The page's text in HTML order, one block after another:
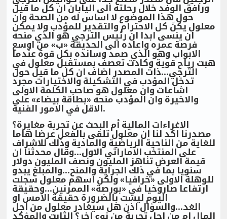
ورافق الوفد خلال رحلته الى اليابان ان كل ما قيل
حول هذا الموضوع لا اساس له من الصحة وان
معلول يكنّ كل الاحترام والتقدير للمؤدب ولا يمكن
ان ينسى ابدا ان رئيس الترجي هو الذي منحه
فرصة عمره واعاده الى الحديقة «ب» من اوسع
الابواب وهو الذي صمد وسانده بكل قوة عندما
هبت رياح قوية وكادت تعصف بمستقبل معلول في
الترجي...ذات المصدر اضاف ان كل ما قيل حول
تدخل المؤدب في التشكيلة والاختيارات مجرد
اشاعات وان معلول هو صاحب الكلمة الاولى
والاخيرة وان المؤدب منحه «بطاقة بيضاء» على
الاقل في الامور الفنية.
الاغراءات المالية أم البحث عن تجربة مغايرة؟
مصدرنا اكد لنا ان معلول تلقى بالفعل عرضا هاما
للغاية من الناحية الرياضية والمادية وذلك للاشراف
على المنتخب الاماراتي الاول...وقال محدثنا ان
قيمة العرض تناهز المليون ونصف المليون دولار
سنويا بما في ذلك الجراية والمنح...والمبلغ يبدو
للوهلة الاولى «خرافيا» ولكن اسهم معلول سجلت
ارتفاعا صاروخيا في «بورصة» الممرنين...وحقيقة
اليوم ليست بالضرورة حقيقة الأمس او
الغد...والسؤال اذن هل سيغادر معلول من اجل
المال ام من اجل تجربة من نوع اخر؟ الثابت والمؤكد